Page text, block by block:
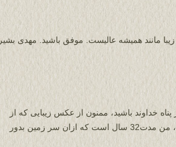
مانند همیشه عالیست. موفق باشید. مهدی بشیر
خداوند باشید، ممنون از عکس زیبایی که از
پارک حکیم غزنه گذاشته اید، من مدت32 سال است که ازان سر زمین بدور